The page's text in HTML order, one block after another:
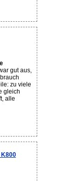
gut aus,
zu viele
gleich
alle
K800